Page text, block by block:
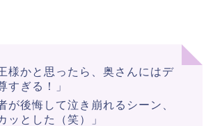
様かと思ったら、奥さんにはデ
すぎる！」
が後悔して泣き崩れるシーン、
ッとした（笑）」